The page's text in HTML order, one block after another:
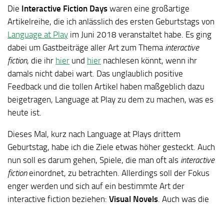
Die Interactive Fiction Days waren eine großartige
Artikelreihe, die ich anlässlich des ersten Geburtstags von
Language at Play im Juni 2018 veranstaltet habe. Es ging
dabei um Gastbeiträge aller Art zum Thema interactive
fiction, die ihr hier und hier nachlesen könnt, wenn ihr
damals nicht dabei wart. Das unglaublich positive
Feedback und die tollen Artikel haben maßgeblich dazu
beigetragen, Language at Play zu dem zu machen, was es
heute ist.
Dieses Mal, kurz nach Language at Plays drittem
Geburtstag, habe ich die Ziele etwas höher gesteckt. Auch
nun soll es darum gehen, Spiele, die man oft als interactive
fictioneinordnet, zu betrachten. Allerdings soll der Fokus
enger werden und sich auf ein bestimmte Art der
interactive fiction beziehen: Visual Novels . Auch was die